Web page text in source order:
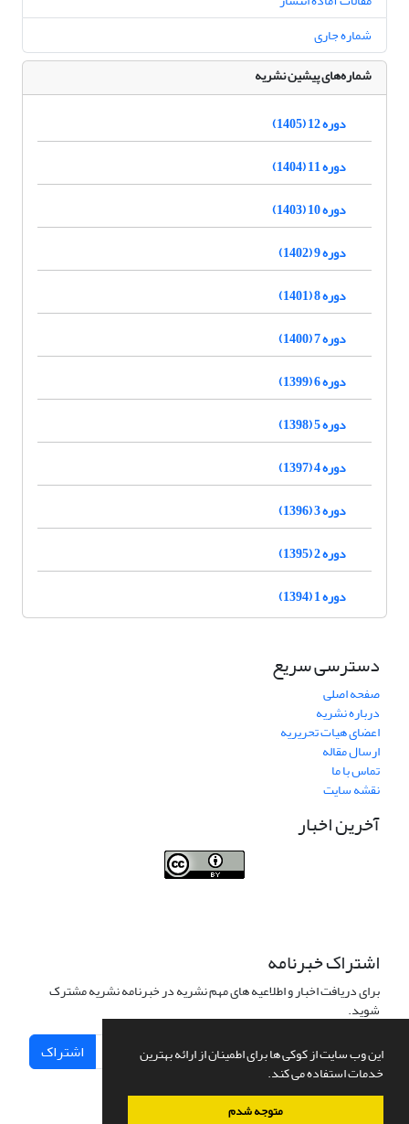
این وب سایت از کوکی ها برای اطمینان از ارائه بهترین
خدمات استفاده می کند.
متوجه شدم
شماره جاری
شماره‌های پیشین نشریه
دوره 12 (1405)
دوره 11 (1404)
دوره 10 (1403)
دوره 9 (1402)
دوره 8 (1401)
دوره 7 (1400)
دوره 6 (1399)
دوره 5 (1398)
دوره 4 (1397)
دوره 3 (1396)
دوره 2 (1395)
دوره 1 (1394)
دسترسی سریع
صفحه اصلی
درباره نشریه
اعضای هیات تحریریه
ارسال مقاله
تماس با ما
نقشه سایت
آخرین اخبار
اشتراک خبرنامه
برای دریافت اخبار و اطلاعیه های مهم نشریه در خبرنامه نشریه مشترک
شوید.
اشتراک